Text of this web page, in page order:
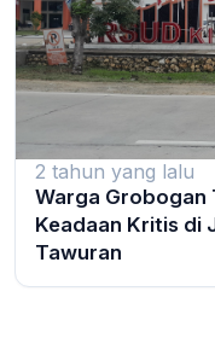
2 tahun yang lalu
Warga Grobogan
Keadaan Kritis di
Tawuran